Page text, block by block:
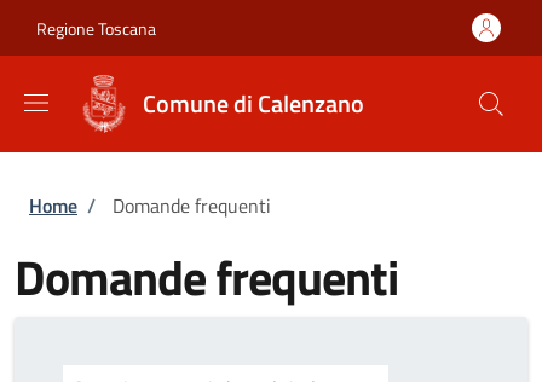
Regione Toscana
Comune di Calenzano
Briciole di pane
Home / Domande frequenti
Domande frequenti